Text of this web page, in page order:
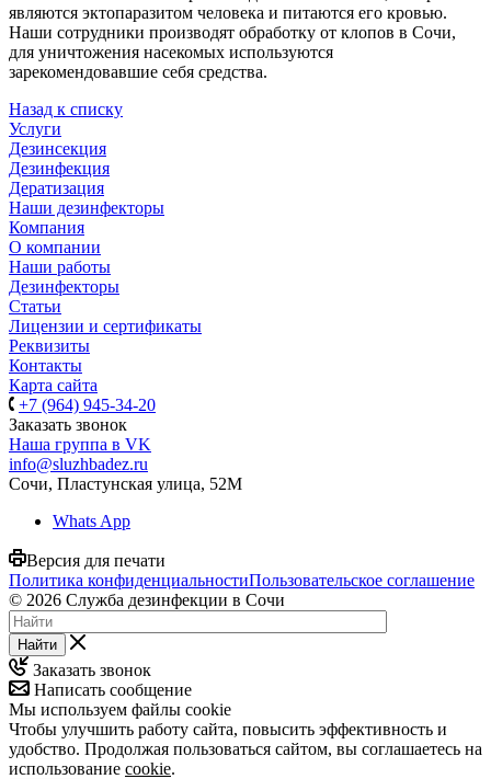
являются эктопаразитом человека и питаются его кровью.
Наши сотрудники производят обработку от клопов в Сочи,
для уничтожения насекомых используются
зарекомендовавшие себя средства.
Назад к списку
Услуги
Дезинсекция
Дезинфекция
Дератизация
Наши дезинфекторы
Компания
О компании
Наши работы
Дезинфекторы
Статьи
Лицензии и сертификаты
Реквизиты
Контакты
Карта сайта
+7 (964) 945-34-20
Заказать звонок
Наша группа в VK
info@sluzhbadez.ru
Сочи, Пластунская улица, 52М
Whats App
Версия для печати
Политика конфиденциальностиПользовательское соглашение
© 2026 Служба дезинфекции в Сочи
Найти
Заказать звонок
Написать сообщение
Мы используем файлы cookie
Чтобы улучшить работу сайта, повысить эффективность и
удобство. Продолжая пользоваться сайтом, вы соглашаетесь на
использование cookie.